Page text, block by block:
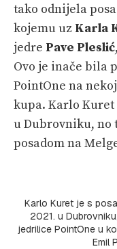
tako odnijela
kojemu uz Karla
jedre Pave Pleslić,
Ovo je inače bila
PointOne na
kupa. Karlo Kuret
u Dubrovniku, no
posadom na
Karlo Kuret je s
2021. u
jedrilice PointOne u
Emil